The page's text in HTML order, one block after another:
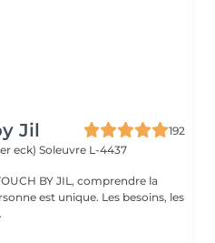
Jil
192
eck) Soleuvre L-4437
BY JIL, comprendre la
est unique. Les besoins, les